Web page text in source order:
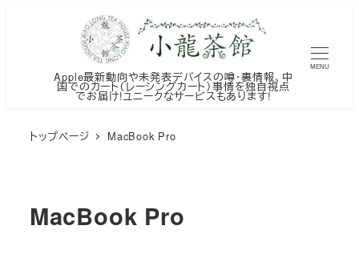
Apple最新動向や未発表デバイスの噂・裏情報、中
国でのカート（レーシングカート）事情を独自視点
でお届け!ユニークなサービスもあります!
MENU
トップページ MacBook Pro
MacBook Pro